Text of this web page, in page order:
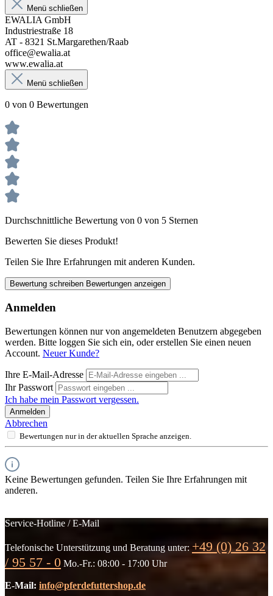
Menü schließen
EWALIA GmbH
Industriestraße 18
AT - 8321 St.Margarethen/Raab
office@ewalia.at
www.ewalia.at
Menü schließen
0 von 0 Bewertungen
Durchschnittliche Bewertung von 0 von 5 Sternen
Bewerten Sie dieses Produkt!
Teilen Sie Ihre Erfahrungen mit anderen Kunden.
Bewertung schreiben Bewertungen anzeigen
Anmelden
Bewertungen können nur von angemeldeten Benutzern abgegeben
werden. Bitte loggen Sie sich ein, oder erstellen Sie einen neuen
Account. Neuer Kunde?
Ihre E-Mail-Adresse
Ihr Passwort
Ich habe mein Passwort vergessen.
Anmelden
Abbrechen
Bewertungen nur in der aktuellen Sprache anzeigen.
Keine Bewertungen gefunden. Teilen Sie Ihre Erfahrungen mit
anderen.
Service-Hotline / E-Mail
Telefonische Unterstützung und Beratung unter: +49 (0) 26 32
/ 95 57 - 0 Mo.-Fr.: 08:00 - 17:00 Uhr
E-Mail: info@pferdefuttershop.de